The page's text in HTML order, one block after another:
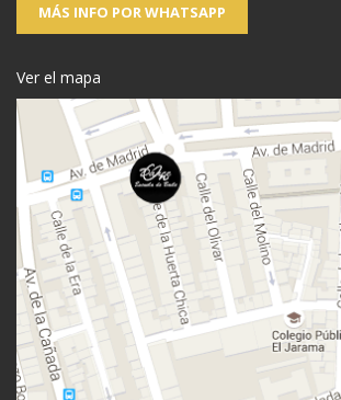
MÁS INFO POR WHATSAPP
Ver el mapa